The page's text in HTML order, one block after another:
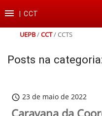
para
conteúdo
para
para
para
rodapé
 |CCT
UEPB/CCT/CCTS
Posts na
schedule 23 de maio de 2022